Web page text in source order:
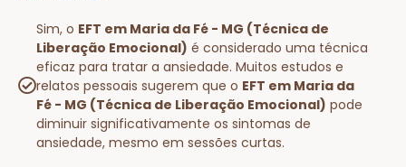
Sim, o EFT em Maria da Fé - MG (Técnica de
Liberação Emocional) é considerado uma técnica
eficaz para tratar a ansiedade. Muitos estudos e
relatos pessoais sugerem que o EFT em Maria da
Fé - MG (Técnica de Liberação Emocional) pode
diminuir significativamente os sintomas de
ansiedade, mesmo em sessões curtas.